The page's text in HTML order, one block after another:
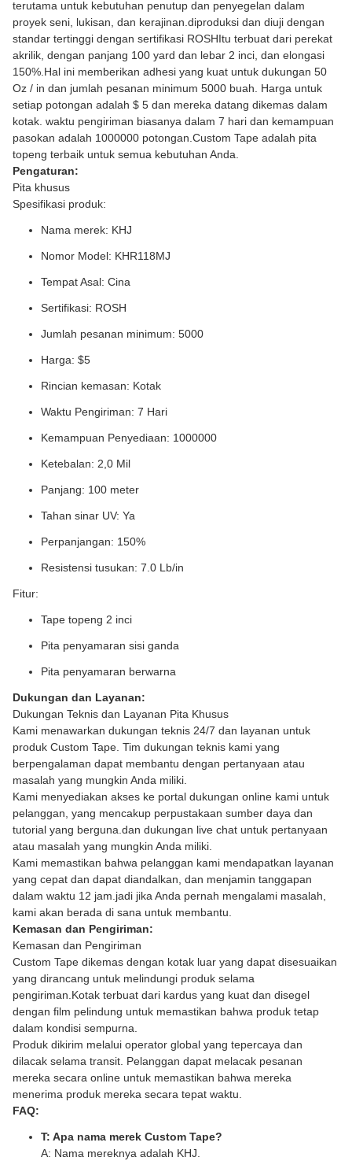
terutama untuk kebutuhan penutup dan penyegelan dalam
proyek seni, lukisan, dan kerajinan.diproduksi dan diuji dengan
standar tertinggi dengan sertifikasi ROSHItu terbuat dari perekat
akrilik, dengan panjang 100 yard dan lebar 2 inci, dan elongasi
150%.Hal ini memberikan adhesi yang kuat untuk dukungan 50
Oz / in dan jumlah pesanan minimum 5000 buah. Harga untuk
setiap potongan adalah $ 5 dan mereka datang dikemas dalam
kotak. waktu pengiriman biasanya dalam 7 hari dan kemampuan
pasokan adalah 1000000 potongan.Custom Tape adalah pita
topeng terbaik untuk semua kebutuhan Anda.
Pengaturan:
Pita khusus
Spesifikasi produk:
Nama merek: KHJ
Nomor Model: KHR118MJ
Tempat Asal: Cina
Sertifikasi: ROSH
Jumlah pesanan minimum: 5000
Harga: $5
Rincian kemasan: Kotak
Waktu Pengiriman: 7 Hari
Kemampuan Penyediaan: 1000000
Ketebalan: 2,0 Mil
Panjang: 100 meter
Tahan sinar UV: Ya
Perpanjangan: 150%
Resistensi tusukan: 7.0 Lb/in
Fitur:
Tape topeng 2 inci
Pita penyamaran sisi ganda
Pita penyamaran berwarna
Dukungan dan Layanan:
Dukungan Teknis dan Layanan Pita Khusus
Kami menawarkan dukungan teknis 24/7 dan layanan untuk
produk Custom Tape. Tim dukungan teknis kami yang
berpengalaman dapat membantu dengan pertanyaan atau
masalah yang mungkin Anda miliki.
Kami menyediakan akses ke portal dukungan online kami untuk
pelanggan, yang mencakup perpustakaan sumber daya dan
tutorial yang berguna.dan dukungan live chat untuk pertanyaan
atau masalah yang mungkin Anda miliki.
Kami memastikan bahwa pelanggan kami mendapatkan layanan
yang cepat dan dapat diandalkan, dan menjamin tanggapan
dalam waktu 12 jam.jadi jika Anda pernah mengalami masalah,
kami akan berada di sana untuk membantu.
Kemasan dan Pengiriman:
Kemasan dan Pengiriman
Custom Tape dikemas dengan kotak luar yang dapat disesuaikan
yang dirancang untuk melindungi produk selama
pengiriman.Kotak terbuat dari kardus yang kuat dan disegel
dengan film pelindung untuk memastikan bahwa produk tetap
dalam kondisi sempurna.
Produk dikirim melalui operator global yang tepercaya dan
dilacak selama transit. Pelanggan dapat melacak pesanan
mereka secara online untuk memastikan bahwa mereka
menerima produk mereka secara tepat waktu.
FAQ:
T: Apa nama merek Custom Tape?
A: Nama mereknya adalah KHJ.